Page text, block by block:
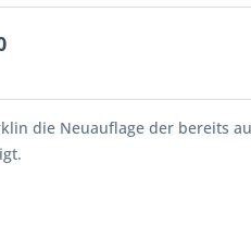
die Neuauflage der bereits